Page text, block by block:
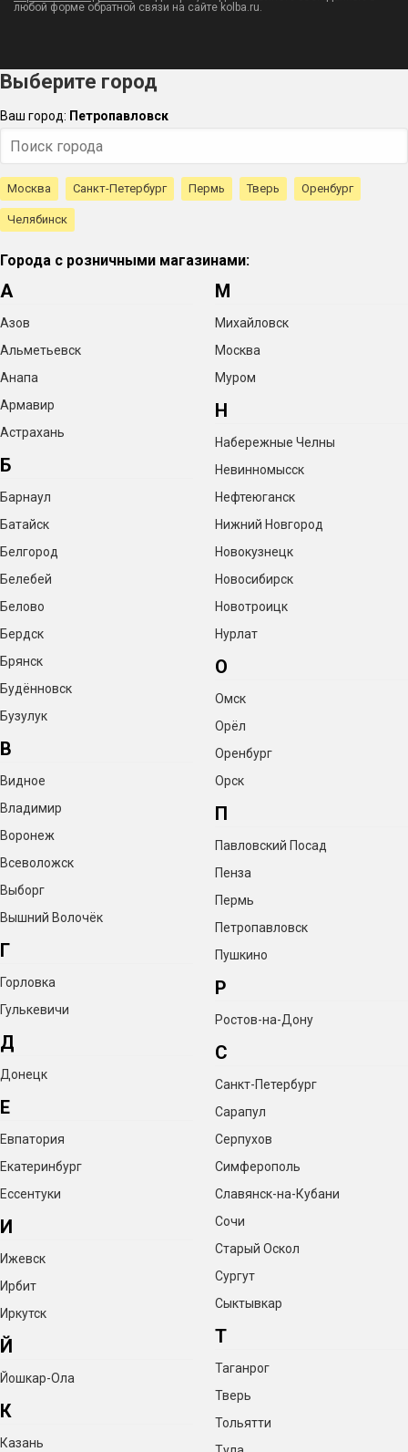
любой форме обратной связи на сайте kolba.ru.
Выберите город
Ваш город: Петропавловск
Москва Санкт-Петербург Пермь Тверь Оренбург
Челябинск
Города с розничными магазинами:
А
Азов
Альметьевск
Анапа
Армавир
Астрахань
Б
Барнаул
Батайск
Белгород
Белебей
Белово
Бердск
Брянск
Будённовск
Бузулук
В
Видное
Владимир
Воронеж
Всеволожск
Выборг
Вышний Волочёк
Г
Горловка
Гулькевичи
Д
Донецк
Е
Евпатория
Екатеринбург
Ессентуки
И
Ижевск
Ирбит
Иркутск
Й
Йошкар-Ола
К
Казань
М
Михайловск
Москва
Муром
Н
Набережные Челны
Невинномысск
Нефтеюганск
Нижний Новгород
Новокузнецк
Новосибирск
Новотроицк
Нурлат
О
Омск
Орёл
Оренбург
Орск
П
Павловский Посад
Пенза
Пермь
Петропавловск
Пушкино
Р
Ростов-на-Дону
С
Санкт-Петербург
Сарапул
Серпухов
Симферополь
Славянск-на-Кубани
Сочи
Старый Оскол
Сургут
Сыктывкар
Т
Таганрог
Тверь
Тольятти